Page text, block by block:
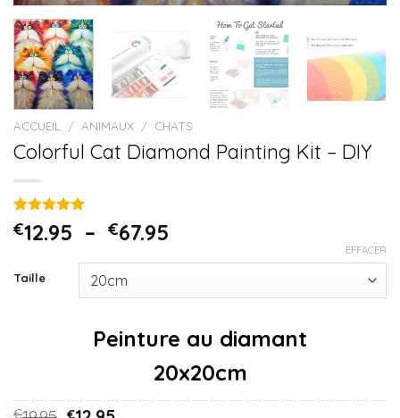
ACCUEIL / ANIMAUX / CHATS
Colorful Cat Diamond Painting Kit – DIY
Noté 5.00
sur 5 basé
3
client
€12.95 – €67.95
Taille
EFFACER
20x20cm
€ €